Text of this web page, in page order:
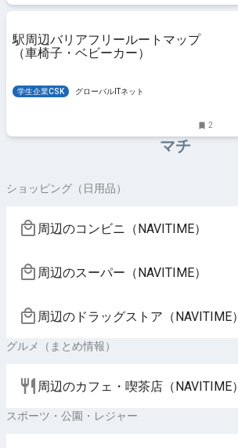
駅周辺バリアフリールートマップ
（車椅子・ベビーカー）
学生企業CSK グローバルITネット
2
マチ
ショッピング（日用品）
周辺のコンビニ（NAVITIME）
周辺のスーパー（NAVITIME）
周辺のドラッグストア（NAVITIME）
グルメ（まとめ情報）
周辺のカフェ・喫茶店（NAVITIME）
スポーツ・公園・レジャー